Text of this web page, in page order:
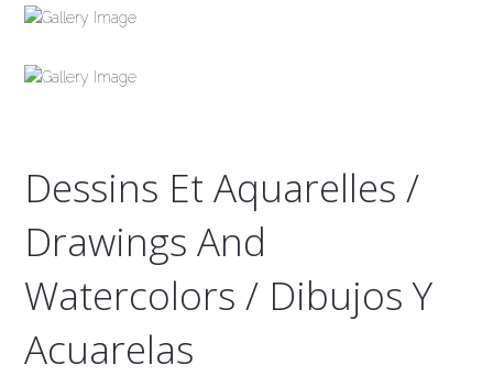
Dessins Et Aquarelles /
Drawings And
Watercolors / Dibujos Y
Acuarelas